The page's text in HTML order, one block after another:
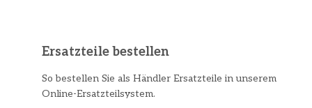
Ersatzteile bestellen
So bestellen Sie als Händler Ersatzteile in unserem
Online-Ersatzteilsystem.